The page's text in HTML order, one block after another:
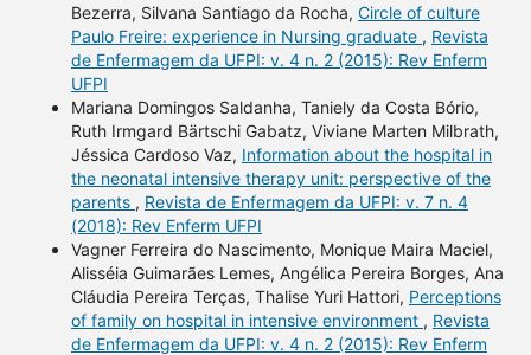
Bezerra, Silvana Santiago da Rocha, Circle of culture
Paulo Freire: experience in Nursing graduate , Revista
de Enfermagem da UFPI: v. 4 n. 2 (2015): Rev Enferm
UFPI
Mariana Domingos Saldanha, Taniely da Costa Bório,
Ruth Irmgard Bärtschi Gabatz, Viviane Marten Milbrath,
Jéssica Cardoso Vaz, Information about the hospital in
the neonatal intensive therapy unit: perspective of the
parents , Revista de Enfermagem da UFPI: v. 7 n. 4
(2018): Rev Enferm UFPI
Vagner Ferreira do Nascimento, Monique Maira Maciel,
Alisséia Guimarães Lemes, Angélica Pereira Borges, Ana
Cláudia Pereira Terças, Thalise Yuri Hattori, Perceptions
of family on hospital in intensive environment , Revista
de Enfermagem da UFPI: v. 4 n. 2 (2015): Rev Enferm